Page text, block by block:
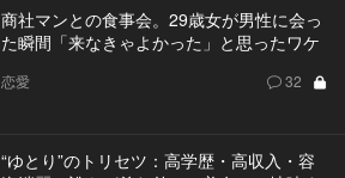
商社マンとの食事会。29歳女が男性に会っ
た瞬間「来なきゃよかった」と思ったワケ
恋愛 32
“ゆとり”のトリセツ：高学歴・高収入・容